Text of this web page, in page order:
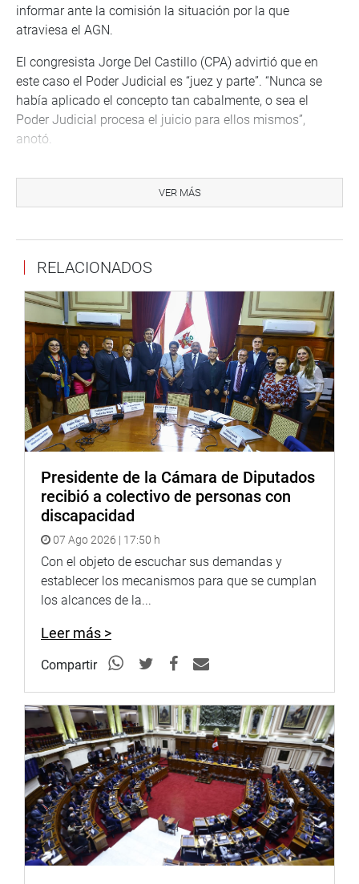
informar ante la comisión la situación por la que
atraviesa el AGN.
El congresista Jorge Del Castillo (CPA) advirtió que en
este caso el Poder Judicial es “juez y parte”. “Nunca se
había aplicado el concepto tan cabalmente, o sea el
Poder Judicial procesa el juicio para ellos mismos”,
anotó.
preocupa por el caso, porque “sería un escándalo que en
víspera de la celebración de 200 años de la
Judicial si lo botan de donde está hace más de 70 años
Refirió que el presidente Augusto B. Leguía dijo en su
mensaje al Congreso de la República el 28 de julio de
1928 que estaba ejecutando el plan de edificación del
Palacio de Justicia en el cual se iba a integrar al Archivo
Nacional, lo cual fue publicado en el diario oficial El
Peruano 3 de agosto de 1928.
Señaló, que además, hay otros instrumentos legales de
confirman que el espacio en el primer piso y en el sótano
es del AGN donde se preservan documentos de 1533 para
adelante, las mismas que no pueden terminar en cajas
tiradas en las calles. “El Congreso no lo puede permitir”,
expresó.
En ese sentido hizo un llamado a las autoridades del
contra de documentos que pertenecen a la Nación
Además, aclaró que la inscripción de esta parte del
proceso espurio e ilegal, realizado al margen del
conocimiento de los responsables del Archivo.
“Aquí lo que corresponde es la restitución del derecho de
propiedad al AGN. Le pedimos al Poder Judicial, con todo
respeto, que no se cometa este atropello”, manifestó.
Del Castillo Gálvez hizo ver que si se produjera un
desalojo el AGN no tendría donde ir porque el Estado no
ha previsto ningún acción para prever el resguardo de esa
VER MÁS
RELACIONADOS
Presidente de la Cámara de Diputados
recibió a colectivo de personas con
discapacidad
07 Ago 2026 | 17:50 h
Con el objeto de escuchar sus demandas y
establecer los mecanismos para que se cumplan
los alcances de la...
Leer más >
Compartir